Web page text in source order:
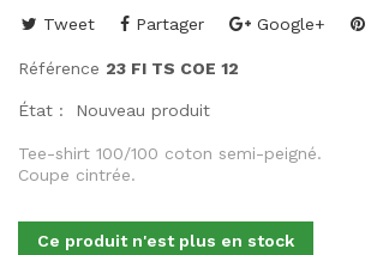
Tweet Partager Google+
Référence 23 FI TS COE 12
État : Nouveau produit
Tee-shirt 100/100 coton semi-peigné.
Coupe cintrée.
Ce produit n'est plus en stock